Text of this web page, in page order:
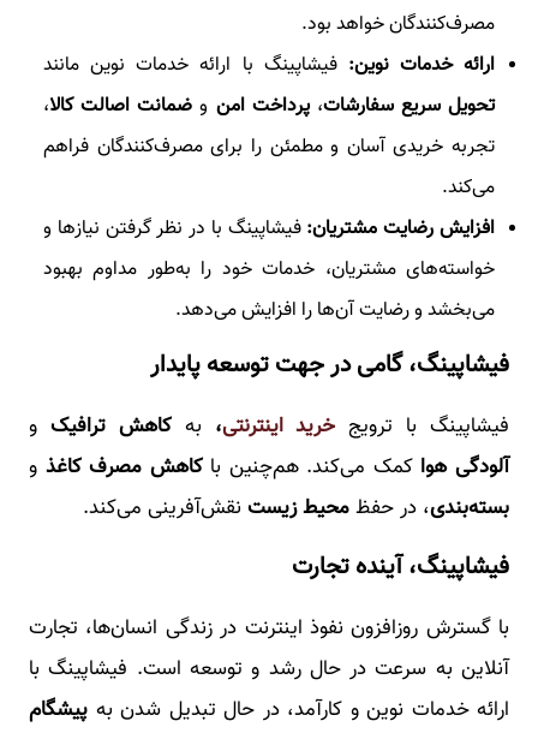
مصرف‌کنندگان خواهد بود.
ارائه خدمات نوین: فیشاپینگ با ارائه خدمات نوین مانند
تحویل سریع سفارشات،پرداخت امن و ضمانت اصالت کالا،
تجربه خریدی آسان و مطمئن را برای مصرف‌کنندگان فراهم
می‌کند.
افزایش رضایت مشتریان: فیشاپینگ با در نظر گرفتن نیازها و
خواسته‌های مشتریان، خدمات خود را به‌طور مداوم بهبود
می‌بخشد و رضایت آن‌ها را افزایش می‌دهد.
فیشاپینگ، گامی در جهت توسعه پایدار
فیشاپینگ با ترویج خرید اینترنتی، بهکاهش ترافیک و
آلودگی هوا کمک می‌کند. هم‌چنین باکاهش مصرف کاغذ و
بسته‌بندی، در حفظمحیط زیست نقش‌آفرینی می‌کند.
فیشاپینگ، آینده تجارت
با گسترش روزافزون نفوذ اینترنت در زندگی انسان‌ها، تجارت
آنلاین به سرعت در حال رشد و توسعه است. فیشاپینگ با
ارائه خدمات نوین و کارآمد، در حال تبدیل شدن به پیشگام